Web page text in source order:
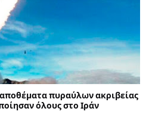
αποθέματα πυραύλων ακριβείας
όλους στο Ιράν